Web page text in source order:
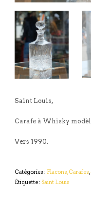
Saint Louis,
Carafe à Whisky
Vers 1990.
Catégories : Flacons, Carafes,
Étiquette : Saint Louis